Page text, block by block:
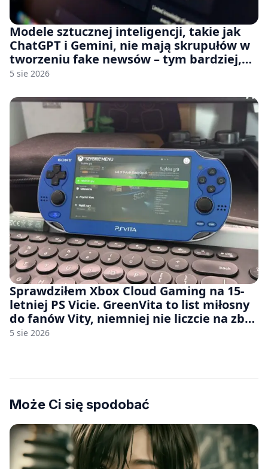
Modele sztucznej inteligencji, takie jak
ChatGPT i Gemini, nie mają skrupułów w
tworzeniu fake newsów – tym bardziej,
jeśli rozmawiasz z nimi po polsku
5 sie 2026
Sprawdziłem Xbox Cloud Gaming na 15-
letniej PS Vicie. GreenVita to list miłosny
do fanów Vity, niemniej nie liczcie na zbyt
wiele [FELIETON]
5 sie 2026
Może Ci się spodobać